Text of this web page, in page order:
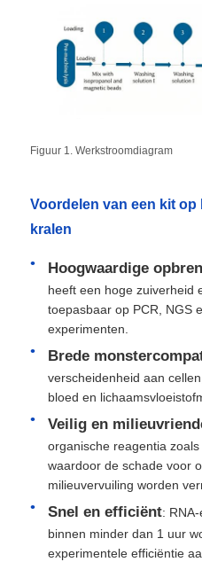
Figuur 1. Werkstroomdiagram
Voordelen van een kit
kralen
Hoogwaardige
heeft een hoge zuiverheid
toepasbaar op PCR, NGS
experimenten.
Brede
verscheidenheid aan
bloed en
Veilig en
organische reagentia
waardoor de schade voor
milieuvervuiling worden
Snel en efficiënt:
binnen minder dan 1 uur
experimentele efficiëntie